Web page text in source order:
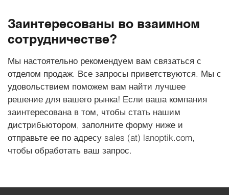
Заинтересованы во взаимном
сотрудничестве?
Мы настоятельно рекомендуем вам связаться с
отделом продаж. Все запросы приветствуются. Мы с
удовольствием поможем вам найти лучшее
решение для вашего рынка! Если ваша компания
заинтересована в том, чтобы стать нашим
дистрибьютором, заполните форму ниже и
отправьте ее по адресу sales (at) lanoptik.com,
чтобы обработать ваш запрос.